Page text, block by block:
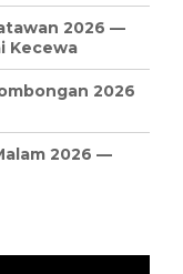
2026 —
Kecewa
2026
2026 —